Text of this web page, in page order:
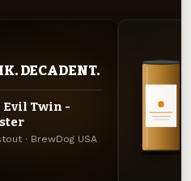
DECADENT.
Evil Twin -
· BrewDog USA